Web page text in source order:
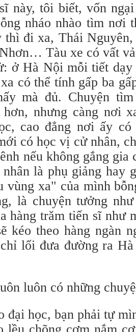
này, tôi biết, vốn
nháo nhào tìm nơi
thì đi xa, Thái
Tàu xe có vất
ở Hà Nội mỗi tiết
có thể tính gấp ba
mà đủ. Chuyện
nhưng càng nơi
cao đẳng nơi ấy
có học vị cử nhân,
nếu không gắng gia
là phụ giảng hay
vùng xa" của mình
là chuyện tưởng
hàng trăm tiến sĩ như
kéo theo hàng ngàn
lối đưa đường ra
luôn có những
đại học, bạn phải tự